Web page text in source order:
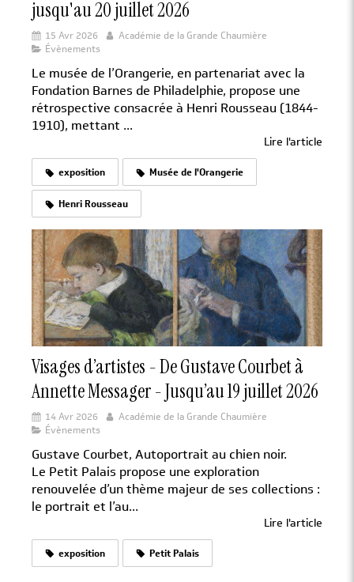
jusqu'au 20 juillet 2026
15 Avr 2026
Académie de la Grande Chaumière
Évènements
Le musée de l’Orangerie, en partenariat avec la
Fondation Barnes de Philadelphie, propose une
rétrospective consacrée à Henri Rousseau (1844-
1910), mettant ...
Lire l'article
exposition Musée de l'Orangerie
Henri Rousseau
Visages d’artistes - De Gustave Courbet à
Annette Messager - Jusqu’au 19 juillet 2026
14 Avr 2026
Académie de la Grande Chaumière
Évènements
Gustave Courbet, Autoportrait au chien noir.
Le Petit Palais propose une exploration
renouvelée d’un thème majeur de ses collections :
le portrait et l’au...
Lire l'article
exposition Petit Palais